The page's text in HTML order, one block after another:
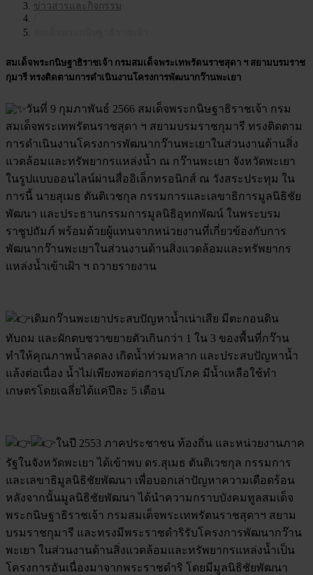
ข่าวสารและกิจกรรม
สมเด็จพระกนิษฐาธิราชเจ้า กรมสมเด็จพระเทพรัตนราชสุดา ฯ สยามบรมราช
กุมารี ทรงติดตามการดำเนินงานโครงการพัฒนากว๊านพะเยา
วันที่ 9 กุมภาพันธ์ 2566 สมเด็จพระกนิษฐาธิราชเจ้า กรม
สมเด็จพระเทพรัตนราชสุดา ฯ สยามบรมราชกุมารี ทรงติดตาม
การดำเนินงานโครงการพัฒนากว๊านพะเยาในส่วนงานด้านสิ่ง
แวดล้อมและทรัพยากรแหล่งน้ำ ณ กว๊านพะเยา จังหวัดพะเยา
ในรูปแบบออนไลน์ผ่านสื่ออิเล็กทรอนิกส์ ณ วังสระประทุม ใน
การนี้ นายสุเมธ ตันติเวชกุล กรรมการและเลขาธิการมูลนิธิชัย
พัฒนา และประธานกรรมการมูลนิธิอุทกพัฒน์ ในพระบรม
ราชูปถัมภ์ พร้อมด้วยผู้แทนจากหน่วยงานที่เกี่ยวข้องกับการ
พัฒนากว๊านพะเยาในส่วนงานด้านสิ่งแวดล้อมและทรัพยากร
แหล่งน้ำเข้าเฝ้า ฯ ถวายรายงาน
เดิมกว๊านพะเยาประสบปัญหาน้ำเน่าเสีย มีตะกอนดิน
ทับถม และผักตบชวาขยายตัวเกินกว่า 1 ใน 3 ของพื้นที่กว๊าน
ทำให้คุณภาพน้ำลดลง เกิดน้ำท่วมหลาก และประสบปัญหาน้ำ
แล้งต่อเนื่อง น้ำไม่เพียงพอต่อการอุปโภค มีน้ำเหลือใช้ทำ
เกษตรโดยเฉลี่ยได้แค่ปีละ 5 เดือน
ในปี 2553 ภาคประชาชน ท้องถิ่น และหน่วยงานภาค
รัฐในจังหวัดพะเยา ได้เข้าพบ ดร.สุเมธ ตันติเวชกุล กรรมการ
และเลขาธิมูลนิธิชัยพัฒนา เพื่อบอกเล่าปัญหาความเดือดร้อน
หลังจากนั้นมูลนิธิชัยพัฒนา ได้นำความกราบบังคมทูลสมเด็จ
พระกนิษฐาธิราชเจ้า กรมสมเด็จพระเทพรัตนราชสุดาฯ สยาม
บรมราชกุมารี และทรงมีพระราชดำริรับโครงการพัฒนากว๊าน
พะเยา ในส่วนงานด้านสิ่งแวดล้อมและทรัพยากรแหล่งน้ำเป็น
โครงการอันเนื่องมาจากพระราชดำริ โดยมีมูลนิธิชัยพัฒนา